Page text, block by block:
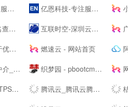
商！ 亿恩科技-专注服务器托管22年
尽在阳光互联 互联时空-深圳云主机,云服务器租用,深圳H5网站建设,域名注册,企业建站,小程序制作,服务器租用
务器 燃速云 - 网站首页 阿
织梦园 - pbootcms模板_云优模板_Wordpress主题模板_网站模板下载站
CA【--】 腾讯云_腾讯云腾讯课堂-- 桔子